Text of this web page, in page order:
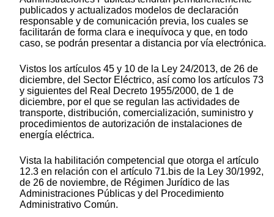
publicados y actualizados modelos de declaración
responsable y de comunicación previa, los cuales se
facilitarán de forma clara e inequívoca y que, en todo
caso, se podrán presentar a distancia por vía electrónica.
Vistos los artículos 45 y 10 de la Ley 24/2013, de 26 de
diciembre, del Sector Eléctrico, así como los artículos 73
y siguientes del Real Decreto 1955/2000, de 1 de
diciembre, por el que se regulan las actividades de
transporte, distribución, comercialización, suministro y
procedimientos de autorización de instalaciones de
energía eléctrica.
Vista la habilitación competencial que otorga el artículo
12.3 en relación con el artículo 71.bis de la Ley 30/1992,
de 26 de noviembre, de Régimen Jurídico de las
Administraciones Públicas y del Procedimiento
Administrativo Común.